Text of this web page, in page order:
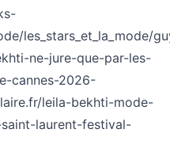
les_stars_et_la_mode/
ne-jure-que-par-les-
cannes-2026-
leila-bekhti-mode-
laurent-festival-